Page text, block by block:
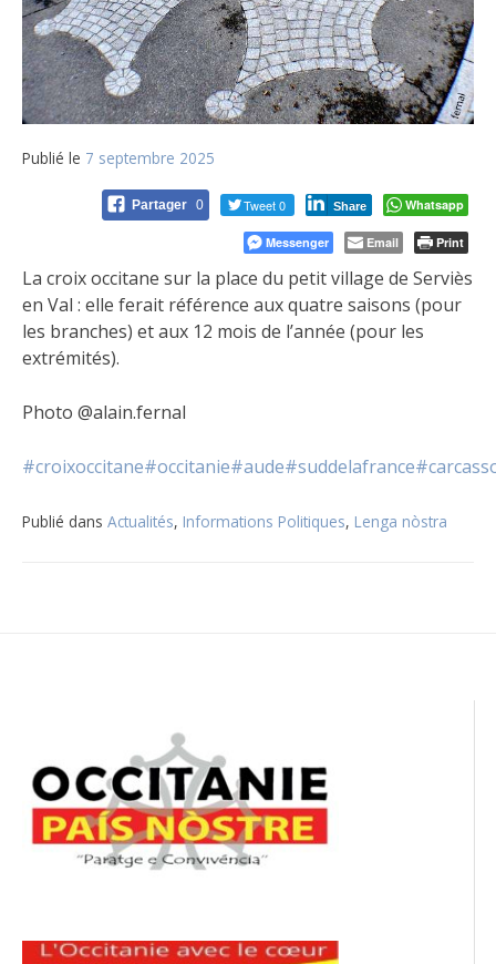
Publié le 7 septembre 2025
Partager 0 Tweet 0 Share Whatsapp
Messenger Email Print
La croix occitane sur la place du petit village de Serviès
en Val : elle ferait référence aux quatre saisons (pour
les branches) et aux 12 mois de l’année (pour les
extrémités).
Photo @alain.fernal
#croixoccitane#occitanie#aude#suddelafrance
Publié dans Actualités, Informations Politiques, Lenga nòstra